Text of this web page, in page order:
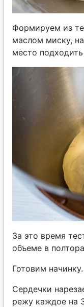
Формируем из
маслом миску,
место
За это время
объеме в
Готовим начинку.
Сердечки
режу каждое на